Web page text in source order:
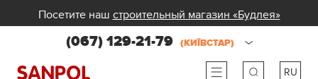
Посетите наш строительный магазин «Будлея»
(067) 129-21-79 (КИЇВСТАР)
RU